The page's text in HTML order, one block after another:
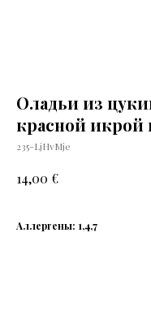
Оладьи из
красной икрой
235-LjHvMje
14,00 €
Аллергены: 1,4,7